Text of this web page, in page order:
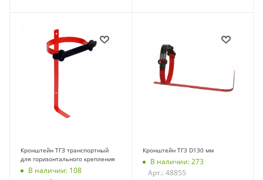
Кронштейн ТГЗ транспортный
для горизонтального крепления
В наличии: 108
Кронштейн ТГ3 D130 мм
В наличии: 273
Арт.: 48855